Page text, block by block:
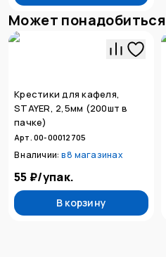
Может понадобиться
Крестики для кафеля,
STAYER, 2,5мм (200шт в
пачке)
Арт. 00-00012705
В наличии: в8 магазинах
55 ₽/упак.
В корзину